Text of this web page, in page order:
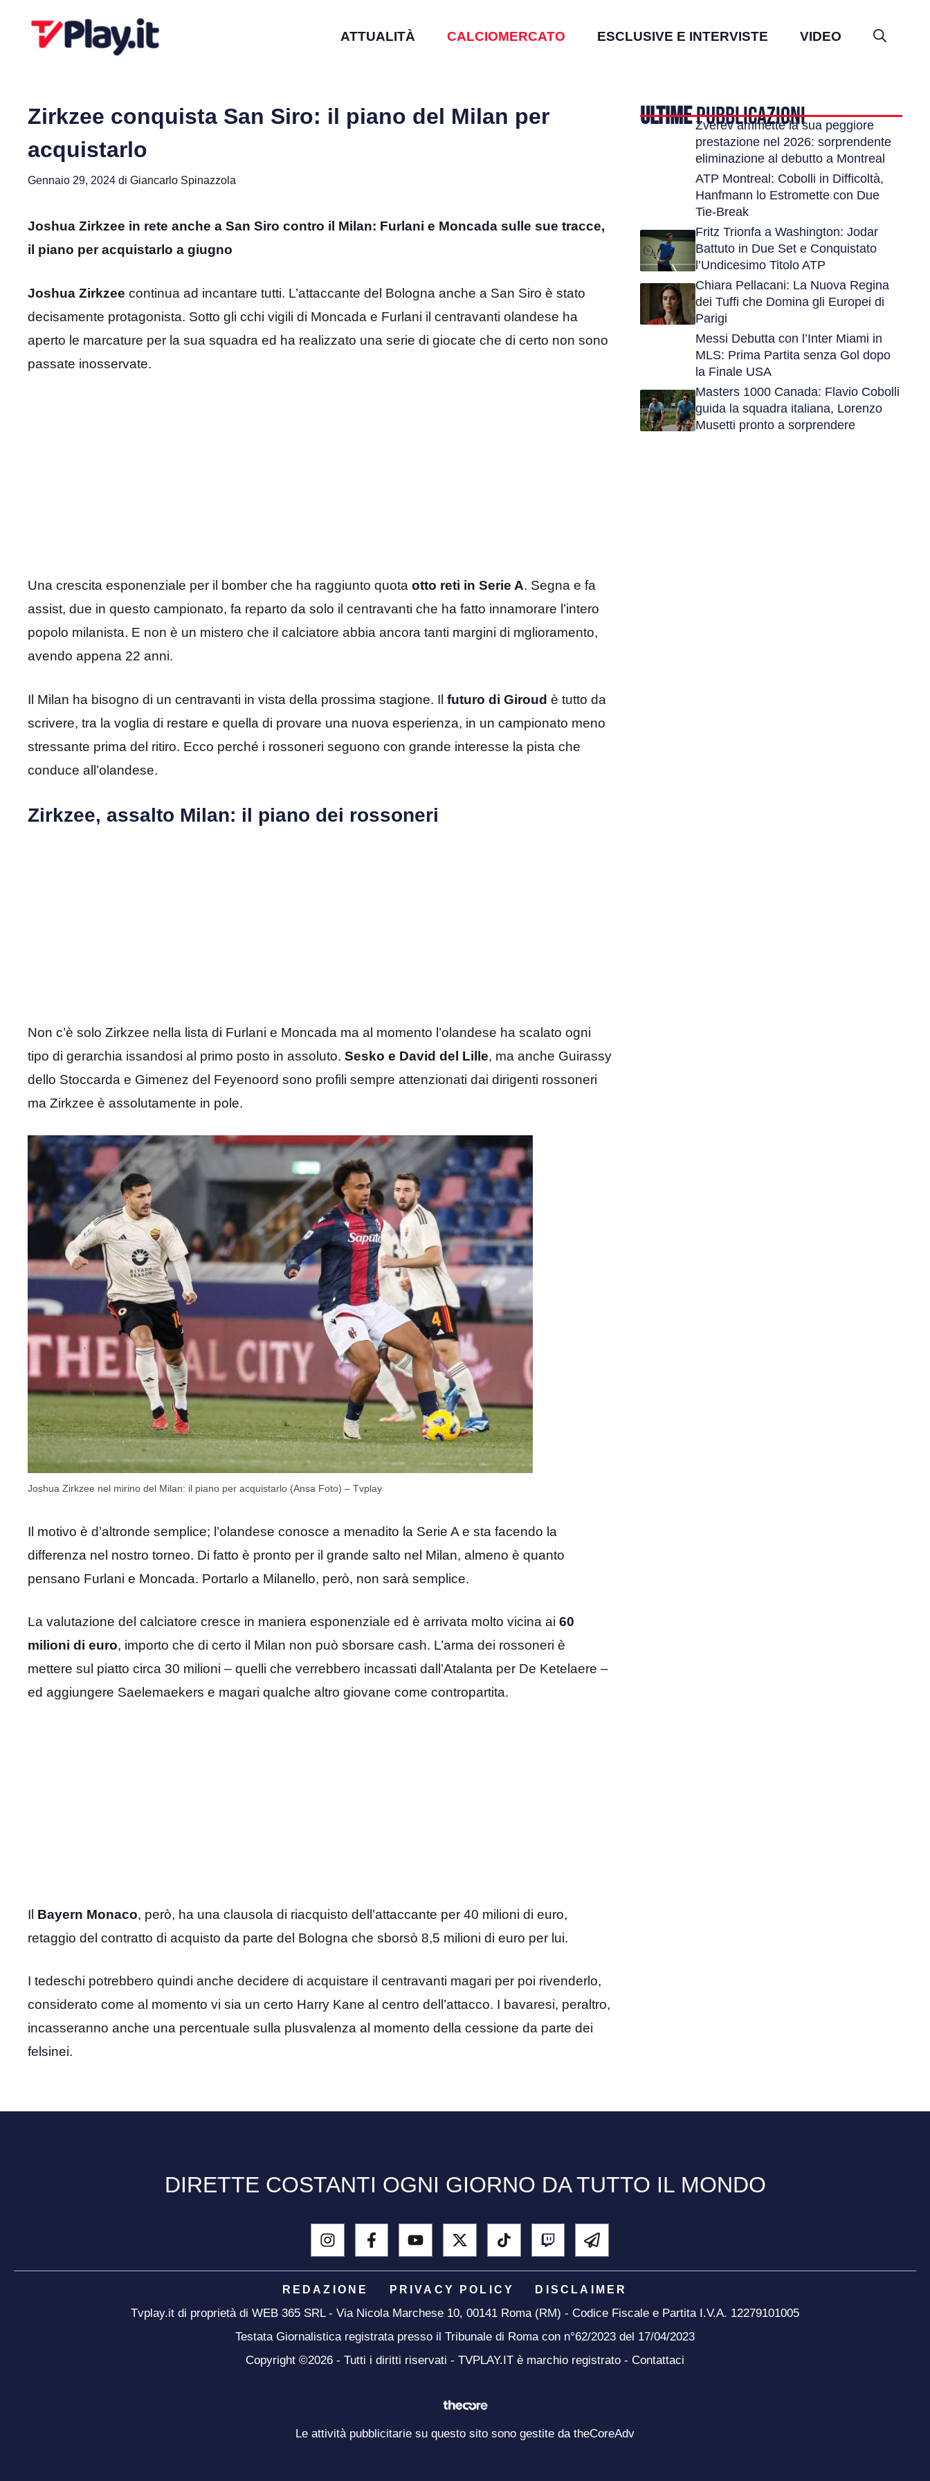
ATTUALITÀ CALCIOMERCATO ESCLUSIVE E INTERVISTE VIDEO
Zirkzee conquista San Siro: il piano del Milan per
acquistarlo
Gennaio 29, 2024 di Giancarlo Spinazzola
Joshua Zirkzee in rete anche a San Siro contro il Milan: Furlani e Moncada sulle sue tracce,
il piano per acquistarlo a giugno
Joshua Zirkzee continua ad incantare tutti. L’attaccante del Bologna anche a San Siro è stato
decisamente protagonista. Sotto gli cchi vigili di Moncada e Furlani il centravanti olandese ha
aperto le marcature per la sua squadra ed ha realizzato una serie di giocate che di certo non sono
passate inosservate.
Una crescita esponenziale per il bomber che ha raggiunto quota otto reti in Serie A. Segna e fa
assist, due in questo campionato, fa reparto da solo il centravanti che ha fatto innamorare l’intero
popolo milanista. E non è un mistero che il calciatore abbia ancora tanti margini di mglioramento,
avendo appena 22 anni.
Il Milan ha bisogno di un centravanti in vista della prossima stagione. Il futuro di Giroud è tutto da
scrivere, tra la voglia di restare e quella di provare una nuova esperienza, in un campionato meno
stressante prima del ritiro. Ecco perché i rossoneri seguono con grande interesse la pista che
conduce all’olandese.
Zirkzee, assalto Milan: il piano dei rossoneri
Non c’è solo Zirkzee nella lista di Furlani e Moncada ma al momento l’olandese ha scalato ogni
tipo di gerarchia issandosi al primo posto in assoluto. Sesko e David del Lille, ma anche Guirassy
dello Stoccarda e Gimenez del Feyenoord sono profili sempre attenzionati dai dirigenti rossoneri
ma Zirkzee è assolutamente in pole.
Joshua Zirkzee nel mirino del Milan: il piano per acquistarlo (Ansa Foto) – Tvplay
Il motivo è d’altronde semplice; l’olandese conosce a menadito la Serie A e sta facendo la
differenza nel nostro torneo. Di fatto è pronto per il grande salto nel Milan, almeno è quanto
pensano Furlani e Moncada. Portarlo a Milanello, però, non sarà semplice.
La valutazione del calciatore cresce in maniera esponenziale ed è arrivata molto vicina ai 60
milioni di euro, importo che di certo il Milan non può sborsare cash. L’arma dei rossoneri è
mettere sul piatto circa 30 milioni – quelli che verrebbero incassati dall’Atalanta per De Ketelaere –
ed aggiungere Saelemaekers e magari qualche altro giovane come contropartita.
Il Bayern Monaco, però, ha una clausola di riacquisto dell’attaccante per 40 milioni di euro,
retaggio del contratto di acquisto da parte del Bologna che sborsò 8,5 milioni di euro per lui.
I tedeschi potrebbero quindi anche decidere di acquistare il centravanti magari per poi rivenderlo,
considerato come al momento vi sia un certo Harry Kane al centro dell’attacco. I bavaresi, peraltro,
incasseranno anche una percentuale sulla plusvalenza al momento della cessione da parte dei
felsinei.
ULTIMEPUBBLICAZIONI
Zverev ammette la sua peggiore
prestazione nel 2026: sorprendente
eliminazione al debutto a Montreal
ATP Montreal: Cobolli in Difficoltà,
Hanfmann lo Estromette con Due
Tie-Break
Fritz Trionfa a Washington: Jodar
Battuto in Due Set e Conquistato
l’Undicesimo Titolo ATP
Chiara Pellacani: La Nuova Regina
dei Tuffi che Domina gli Europei di
Parigi
Messi Debutta con l’Inter Miami in
MLS: Prima Partita senza Gol dopo
la Finale USA
Masters 1000 Canada: Flavio Cobolli
guida la squadra italiana, Lorenzo
Musetti pronto a sorprendere
DIRETTE COSTANTI OGNI GIORNO DA TUTTO IL MONDO
REDAZIONE PRIVACY POLICY DISCLAIMER
Tvplay.it di proprietà di WEB 365 SRL - Via Nicola Marchese 10, 00141 Roma (RM) - Codice Fiscale e Partita I.V.A. 12279101005
Testata Giornalistica registrata presso il Tribunale di Roma con n°62/2023 del 17/04/2023
Copyright ©2026 - Tutti i diritti riservati - TVPLAY.IT è marchio registrato - Contattaci
Le attività pubblicitarie su questo sito sono gestite da theCoreAdv